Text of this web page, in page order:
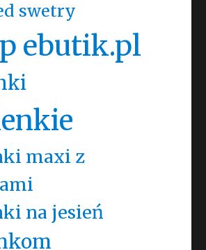
swetry
ebutik.pl
maxi z
na jesień